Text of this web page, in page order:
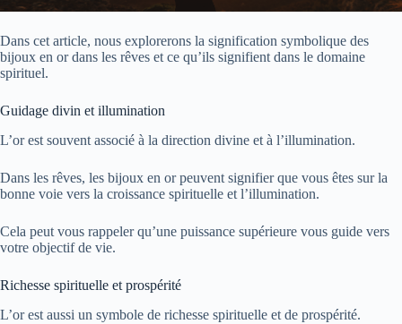
Dans cet article, nous explorerons la signification symbolique des
bijoux en or dans les rêves et ce qu’ils signifient dans le domaine
spirituel.
Guidage divin et illumination
L’or est souvent associé à la direction divine et à l’illumination.
Dans les rêves, les bijoux en or peuvent signifier que vous êtes sur la
bonne voie vers la croissance spirituelle et l’illumination.
Cela peut vous rappeler qu’une puissance supérieure vous guide vers
votre objectif de vie.
Richesse spirituelle et prospérité
L’or est aussi un symbole de richesse spirituelle et de prospérité.